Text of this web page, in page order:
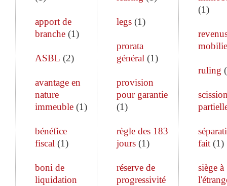
apport de
branche (1)
ASBL (2)
avantage en
nature
immeuble (1)
bénéfice
fiscal (1)
boni de
liquidation
legs(1)
prorata
général (1)
provision
pour garantie
(1)
règle des 183
jours(1)
réserve de
progressivité
(1)
ruling (
fait(1)
siège à